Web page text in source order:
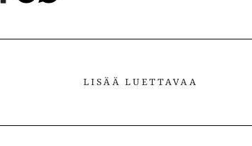
LISÄÄ LUETTAVAA